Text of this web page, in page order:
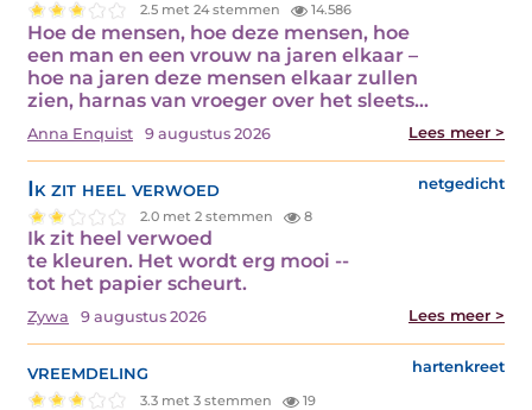
2.5 met 24 stemmen 14.586
Hoe de mensen, hoe deze mensen, hoe
een man en een vrouw na jaren elkaar –
hoe na jaren deze mensen elkaar zullen
zien, harnas van vroeger over het sleets…
Anna Enquist 9 augustus 2026 Lees meer >
Ik zit heel verwoed netgedicht
2.0 met 2 stemmen 8
Ik zit heel verwoed
te kleuren. Het wordt erg mooi --
tot het papier scheurt.
Zywa 9 augustus 2026 Lees meer >
vreemdeling hartenkreet
3.3 met 3 stemmen 19